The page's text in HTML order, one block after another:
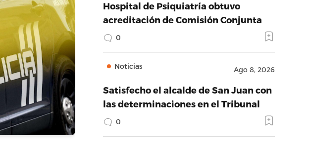
Hospital de Psiquiatría obtuvo
acreditación de Comisión Conjunta
0
Noticias Ago 8, 2026
Satisfecho el alcalde de San Juan con
las determinaciones en el Tribunal
0